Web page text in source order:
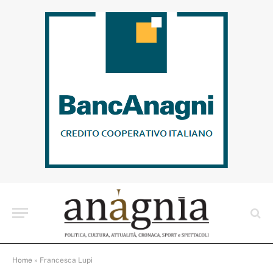
Home » Francesca Lupi